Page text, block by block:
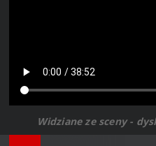
Widziane ze sceny -